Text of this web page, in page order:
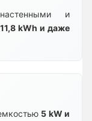
и
kWh и даже
5 kW и